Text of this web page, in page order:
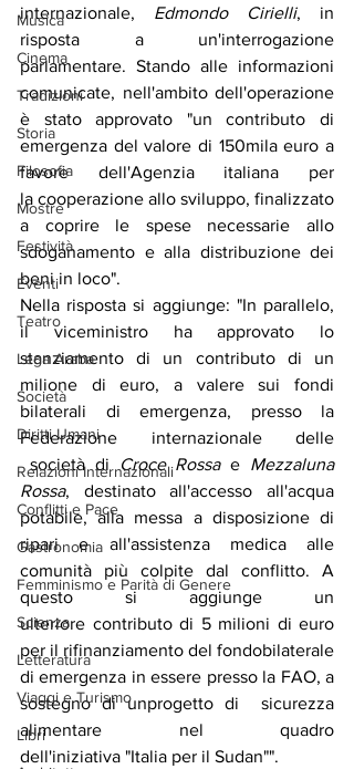
Musica
Cinema
Tradizioni
Storia
Filosofia
Mostre
Festività
Eventi
Teatro
Lega Araba
Società
Diritti Umani
Relazioni Internazionali
Conflitti e Pace
Gastronomia
Femminismo e Parità di Genere
Scienza
Letteratura
Viaggi e Turismo
Libri
internazionale, Edmondo Cirielli, in
risposta a un'interrogazione
parlamentare. Stando alle informazioni
comunicate, nell'ambito dell'operazione
è stato approvato "un contributo di
emergenza del valore di 150mila euro a
favore dell'Agenzia italiana per
la cooperazione allo sviluppo, finalizzato
a coprire le spese necessarie allo
sdoganamento e alla distribuzione dei
beni in loco".
Nella risposta si aggiunge: "In parallelo,
il viceministro ha approvato lo
stanziamento di un contributo di un
milione di euro, a valere sui fondi
bilaterali di emergenza, presso la
Federazione internazionale delle
società di Croce Rossa e Mezzaluna
Rossa, destinato all'accesso all'acqua
potabile, alla messa a disposizione di
ripari e all'assistenza medica alle
comunità più colpite dal conflitto. A
questo si aggiunge un
ulteriore contributo di 5 milioni di euro
per il rifinanziamento del fondobilaterale
di emergenza in essere presso la FAO, a
sostegno di unprogetto di  sicurezza
alimentare nel quadro
dell'iniziativa "Italia per il Sudan"".